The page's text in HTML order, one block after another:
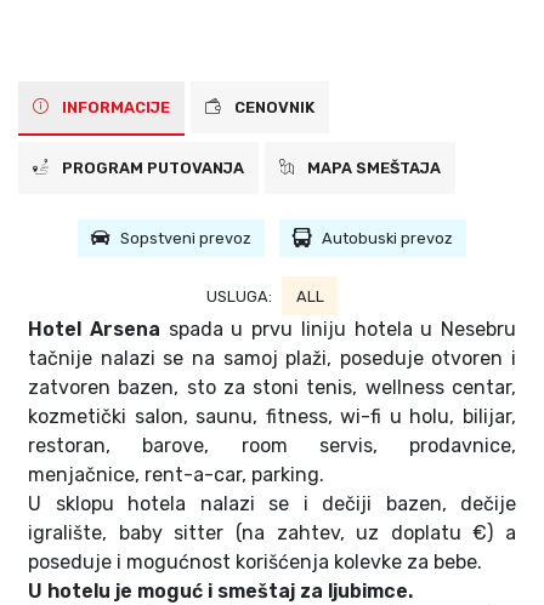
INFORMACIJE CENOVNIK
PROGRAM PUTOVANJA MAPA SMEŠTAJA
Sopstveni prevoz Autobuski prevoz
USLUGA: ALL
Hotel Arsena spada u prvu liniju hotela u Nesebru
tačnije nalazi se na samoj plaži, poseduje otvoren i
zatvoren bazen, sto za stoni tenis, wellness centar,
kozmetički salon, saunu, fitness, wi-fi u holu, bilijar,
restoran, barove, room servis, prodavnice,
menjačnice, rent-a-car, parking.
U sklopu hotela nalazi se i dečiji bazen, dečije
igralište, baby sitter (na zahtev, uz doplatu €) a
poseduje i mogućnost korišćenja kolevke za bebe.
U hotelu je moguć i smeštaj za ljubimce.